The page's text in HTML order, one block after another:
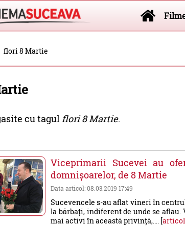
flori 8 Martie
cu tagulflori 8 Martie.
Viceprimarii Sucevei au
domnișoarelor, de 8 Martie
Data articol: 08.03.2019 17:49
Sucevencele s-au aflat vineri în
la bărbați, indiferent de unde se
mai activi în această privință,.... [